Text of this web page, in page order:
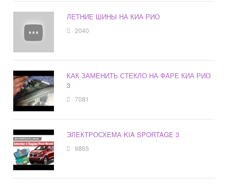
ЛЕТНИЕ ШИНЫ НА КИА РИО
2040
КАК ЗАМЕНИТЬ СТЕКЛО НА ФАРЕ КИА РИО
3
7081
ЭЛЕКТРОСХЕМА KIA SPORTAGE 3
9865